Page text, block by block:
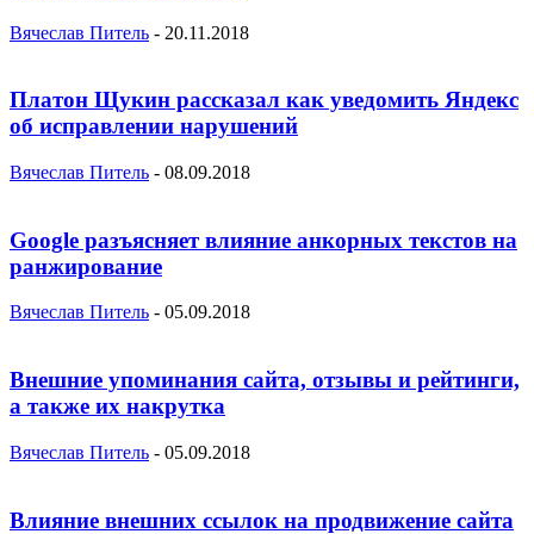
Вячеслав Питель - 20.11.2018
Платон Щукин рассказал как уведомить Яндекс
об исправлении нарушений
Вячеслав Питель - 08.09.2018
Google разъясняет влияние анкорных текстов на
ранжирование
Вячеслав Питель - 05.09.2018
Внешние упоминания сайта, отзывы и рейтинги,
а также их накрутка
Вячеслав Питель - 05.09.2018
Влияние внешних ссылок на продвижение сайта